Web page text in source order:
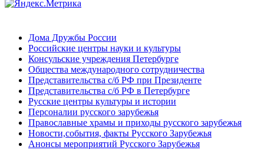
Дома Дружбы России
Российские центры науки и культуры
Консульские учреждения Петербурге
Общества международного сотрудничества
Представительства с/б РФ при Президенте
Представительства с/б РФ в Петербурге
Русские центры культуры и истории
Персоналии русского зарубежья
Православные храмы и приходы русского зарубежья
Новости,события, факты Русского Зарубежья
Анонсы мероприятий Русского Зарубежья